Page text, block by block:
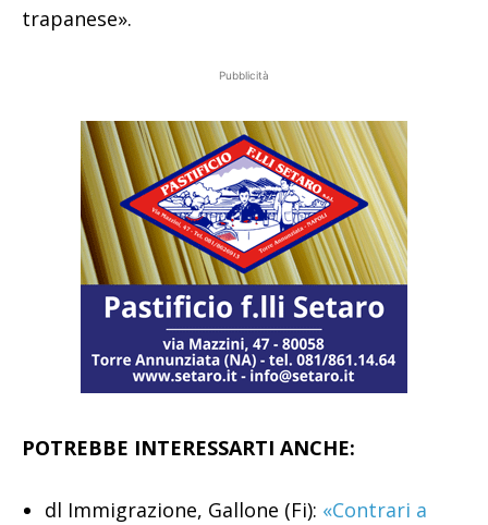
trapanese».
Pubblicità
POTREBBE INTERESSARTI ANCHE:
dl Immigrazione, Gallone (Fi): «Contrari a